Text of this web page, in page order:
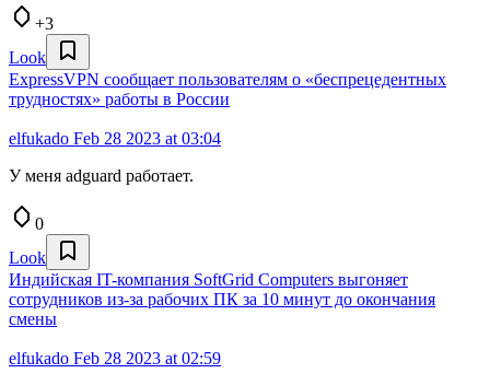
+3
Look
ExpressVPN сообщает пользователям о «беспрецедентных
трудностях» работы в России
elfukado Feb 28 2023 at 03:04
У меня adguard работает.
0
Look
Индийская IT-компания SoftGrid Computers выгоняет
сотрудников из-за рабочих ПК за 10 минут до окончания
смены
elfukado Feb 28 2023 at 02:59